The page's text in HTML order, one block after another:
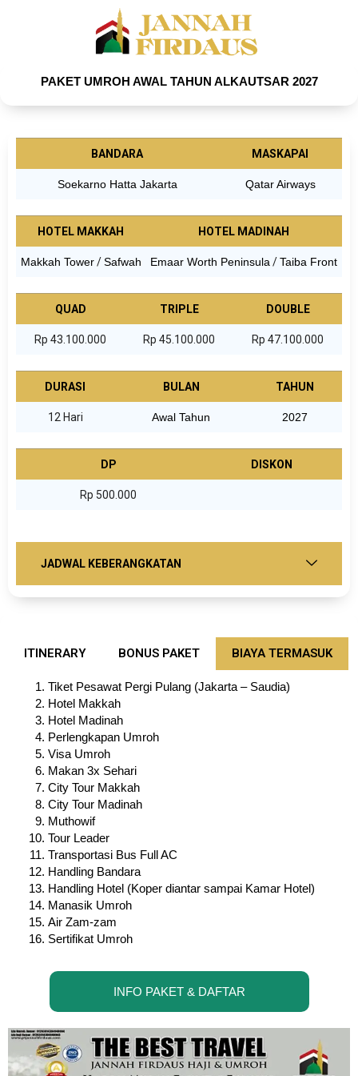
PAKET UMROH AWAL TAHUN ALKAUTSAR 2027
BANDARA MASKAPAI
Soekarno Hatta Jakarta Qatar Airways
HOTEL MAKKAH HOTEL MADINAH
Makkah Tower/Safwah Emaar Worth Peninsula /Taiba Front
QUAD TRIPLE DOUBLE
Rp 43.100.000 Rp 45.100.000 Rp 47.100.000
DURASI BULAN TAHUN
12 Hari Awal Tahun 2027
DP DISKON
Rp 500.000
JADWAL KEBERANGKATAN
ITINERARY BONUS PAKET BIAYA TERMASUK
Tiket Pesawat Pergi Pulang (Jakarta – Saudia)
Hotel Makkah
Hotel Madinah
Perlengkapan Umroh
Visa Umroh
Makan 3x Sehari
City Tour Makkah
City Tour Madinah
Muthowif
Tour Leader
Transportasi Bus Full AC
Handling Bandara
Handling Hotel (Koper diantar sampai Kamar Hotel)
Manasik Umroh
Air Zam-zam
Sertifikat Umroh
INFO PAKET & DAFTAR